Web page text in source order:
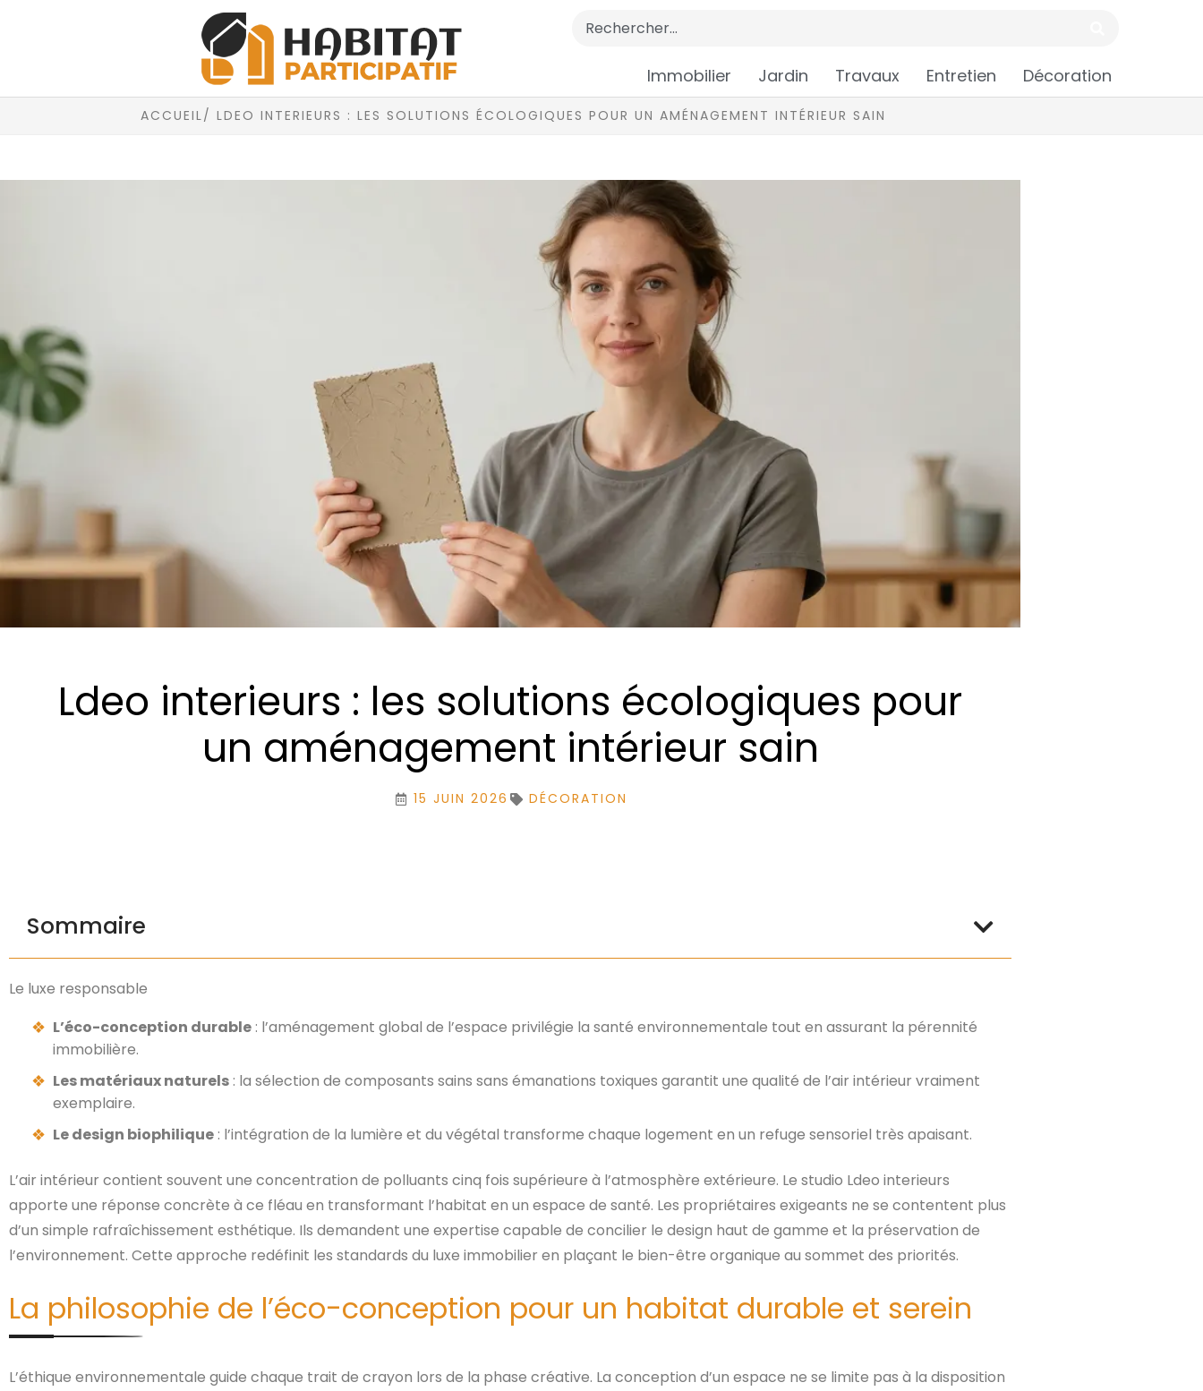
Immobilier Jardin Travaux Entretien Décoration
ACCUEIL/ LDEO INTERIEURS : LES SOLUTIONS ÉCOLOGIQUES POUR UN AMÉNAGEMENT INTÉRIEUR SAIN
Ldeo interieurs : les solutions écologiques pour
un aménagement intérieur sain
15 JUIN 2026 DÉCORATION
Sommaire
Le luxe responsable
L’éco-conception durable : l’aménagement global de l’espace privilégie la santé environnementale tout en assurant la pérennité
immobilière.
Les matériaux naturels : la sélection de composants sains sans émanations toxiques garantit une qualité de l’air intérieur vraiment
exemplaire.
Le design biophilique : l’intégration de la lumière et du végétal transforme chaque logement en un refuge sensoriel très apaisant.
L’air intérieur contient souvent une concentration de polluants cinq fois supérieure à l’atmosphère extérieure. Le studio Ldeo interieurs
apporte une réponse concrète à ce fléau en transformant l’habitat en un espace de santé. Les propriétaires exigeants ne se contentent plus
d’un simple rafraîchissement esthétique. Ils demandent une expertise capable de concilier le design haut de gamme et la préservation de
l’environnement. Cette approche redéfinit les standards du luxe immobilier en plaçant le bien-être organique au sommet des priorités.
La philosophie de l’éco-conception pour un habitat durable et serein
L’éthique environnementale guide chaque trait de crayon lors de la phase créative. La conception d’un espace ne se limite pas à la disposition